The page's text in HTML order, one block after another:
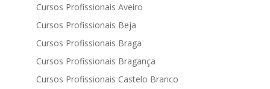
Cursos Profissionais Aveiro
Cursos Profissionais Beja
Cursos Profissionais Braga
Cursos Profissionais Bragança
Cursos Profissionais Castelo Branco